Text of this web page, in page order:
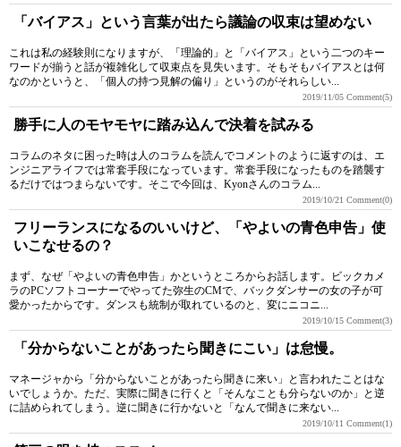
「バイアス」という言葉が出たら議論の収束は望めない
これは私の経験則になりますが、「理論的」と「バイアス」という二つのキー
ワードが揃うと話が複雑化して収束点を見失います。そもそもバイアスとは何
なのかというと、「個人の持つ見解の偏り」というのがそれらしい...
2019/11/05 Comment(5)
勝手に人のモヤモヤに踏み込んで決着を試みる
コラムのネタに困った時は人のコラムを読んでコメントのように返すのは、エ
ンジニアライフでは常套手段になっています。常套手段になったものを踏襲す
るだけではつまらないです。そこで今回は、Kyonさんのコラム...
2019/10/21 Comment(0)
フリーランスになるのいいけど、「やよいの青色申告」使
いこなせるの？
まず、なぜ「やよいの青色申告」かというところからお話します。ビックカメ
ラのPCソフトコーナーでやってた弥生のCMで、バックダンサーの女の子が可
愛かったからです。ダンスも統制が取れているのと、変にニコニ...
2019/10/15 Comment(3)
「分からないことがあったら聞きにこい」は怠慢。
マネージャから「分からないことがあったら聞きに来い」と言われたことはな
いでしょうか。ただ、実際に聞きに行くと「そんなことも分らないのか」と逆
に詰められてしまう。逆に聞きに行かないと「なんで聞きに来ない...
2019/10/11 Comment(1)